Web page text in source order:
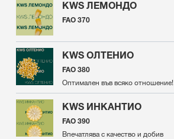
KWS ЛЕМОНДО
FAO 370
KWS ОЛТЕНИО
FAO 380
Оптимален във всяко отношение!
KWS ИНКАНТИО
FAO 390
Впечатлява с качество и добив